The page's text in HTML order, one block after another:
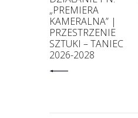
„PREMIERA
KAMERALNA” |
PRZESTRZENIE
SZTUKI – TANIEC
2026-2028